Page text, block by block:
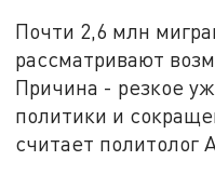
Почти 2,6 млн
рассматривают
Причина - резкое
политики и
считает политолог